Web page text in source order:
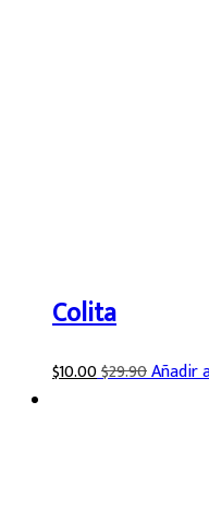
Colita
$10.00$29.90Añadir